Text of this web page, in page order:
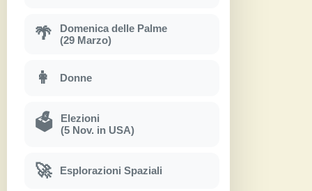
🌴
Domenica delle Palme
(29 Marzo)
👩 Donne
🗳
Elezioni
(5 Nov. in USA)
🚀 Esplorazioni Spaziali